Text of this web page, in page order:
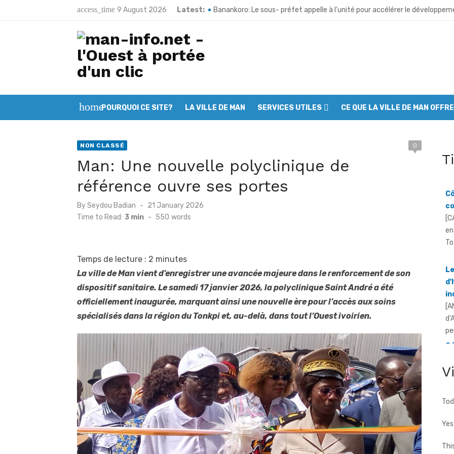
access_time 9 August 2026 Latest: Banankoro: Le sous- préfet appelle à l’unité pour accélérer le
Bakoubly: Le sous – préfet appelle à une implication des populations
Sandougou- Soba: Malgré la pluie les populations célèbrent les 66 ans de
66e anniversaire de l’indépendance à Man : Le préfet Fofana Lancina
Man fait peau neuve avant la fête nationale : Le Grand ménage
homePOURQUOI CE SITE? LA VILLE DE MAN SERVICES UTILES CE QUE LA VILLE DE MAN OFFRE
NON CLASSÉ 0
Man: Une nouvelle polyclinique de
référence ouvre ses portes
BySeydou Badian
Posted
21 January 2026
Time to Read: 3 min - 550 words
Temps de lecture : 2 minutes
La ville de Man vient d’enregistrer une avancée majeure dans le renforcement de son
dispositif sanitaire. Le samedi 17 janvier 2026, la polyclinique Saint André a été
officiellement inaugurée, marquant ainsi une nouvelle ère pour l’accès aux soins
spécialisés dans la région du Tonkpi et, au-delà, dans tout l’Ouest ivoirien.
à